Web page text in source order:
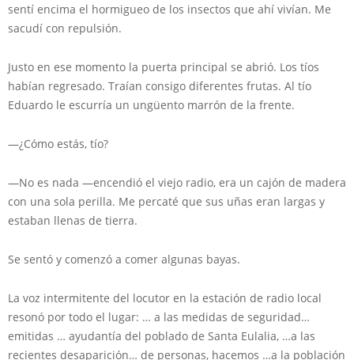
sentí encima el hormigueo de los insectos que ahí vivían. Me
sacudí con repulsión.
Justo en ese momento la puerta principal se abrió. Los tíos
habían regresado. Traían consigo diferentes frutas. Al tío
Eduardo le escurría un ungüento marrón de la frente.
—¿Cómo estás, tío?
—No es nada —encendió el viejo radio, era un cajón de madera
con una sola perilla. Me percaté que sus uñas eran largas y
estaban llenas de tierra.
Se sentó y comenzó a comer algunas bayas.
La voz intermitente del locutor en la estación de radio local
resonó por todo el lugar: … a las medidas de seguridad…
emitidas … ayudantía del poblado de Santa Eulalia, …a las
recientes desaparición… de personas, hacemos …a la población